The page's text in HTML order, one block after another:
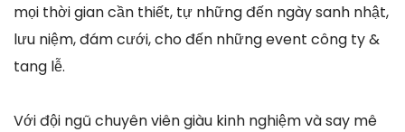
mọi thời gian cần thiết, tự những đến ngày sanh nhật,
lưu niệm, đám cưới, cho đến những event công ty &
tang lễ.
Với đội ngũ chuyên viên giàu kinh nghiệm và say mê